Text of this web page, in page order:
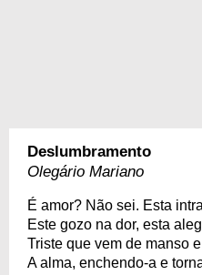
Deslumbramento
Olegário Mariano
É amor? Não sei. Esta
Este gozo na dor, esta
Triste que vem de manso
A alma, enchendo-a e